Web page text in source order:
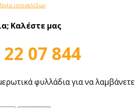
ιστοσελίδων
Καλέστε μας
07 844
φυλλάδια για να λαμβάνετε